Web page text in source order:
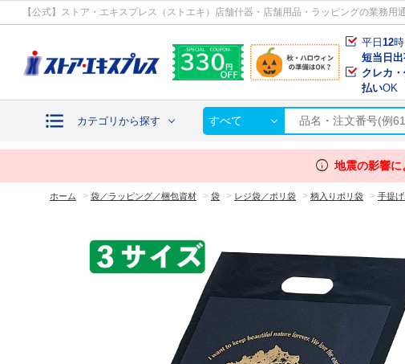
【公式】ストア・エキスプレス（ストエキ）店舗什器・店舗用品・ラッピングの業務用
平日12
短当日
クレカ
払いOK
カテゴリから探す すべて
info 地震の影響
ホーム > 袋／ラッピング／梱包資材 > 袋 > レジ袋／ポリ袋 > 柄入りポリ袋 > 手提